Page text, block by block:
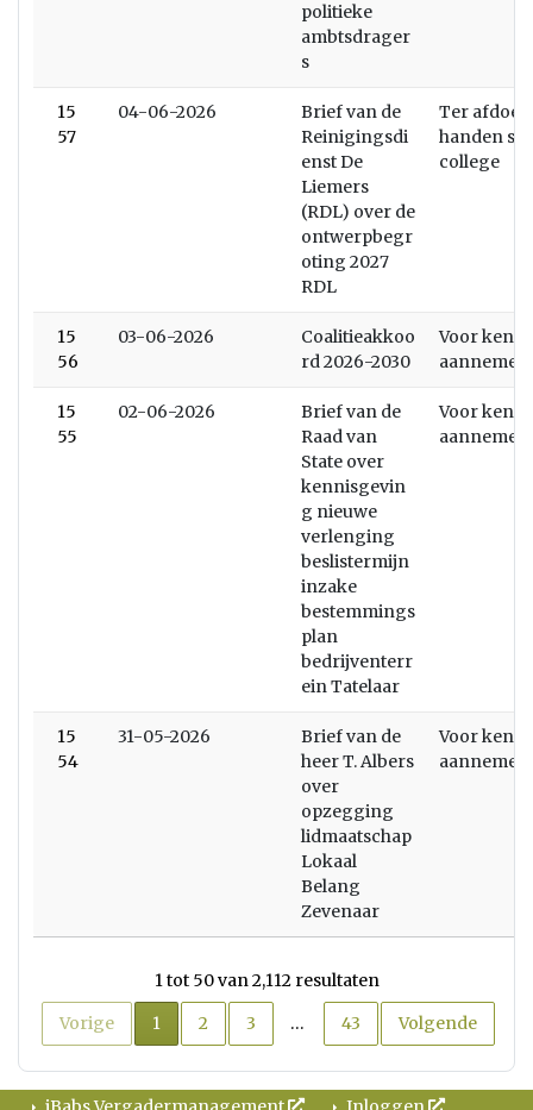
politieke
ambtsdrager
s
15
57
04-06-2026
Brief van de
Reinigingsdi
enst De
Liemers
(RDL) over de
ontwerpbegr
oting 2027
RDL
Ter
handen
college
15
56
03-06-2026
Coalitieakkoo
rd 2026-2030
Voor
aannemen
15
55
02-06-2026
Brief van de
Raad van
State over
kennisgevin
g nieuwe
verlenging
beslistermijn
inzake
bestemmings
plan
bedrijventerr
ein Tatelaar
Voor
aannemen
15
54
31-05-2026
Brief van de
heer T. Albers
over
opzegging
lidmaatschap
Lokaal
Belang
Zevenaar
Voor
aannemen
1 tot 50 van 2,112 resultaten
Vorige
1 Huidige pagina
2 3 … 43 Volgende